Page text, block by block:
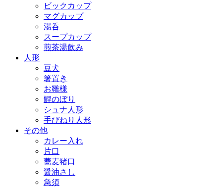
ビックカップ
マグカップ
湯呑
スープカップ
煎茶湯飲み
人形
豆犬
箸置き
お雛様
鯉のぼり
シュナ人形
手びねり人形
その他
カレー入れ
片口
蕎麦猪口
醤油さし
急須